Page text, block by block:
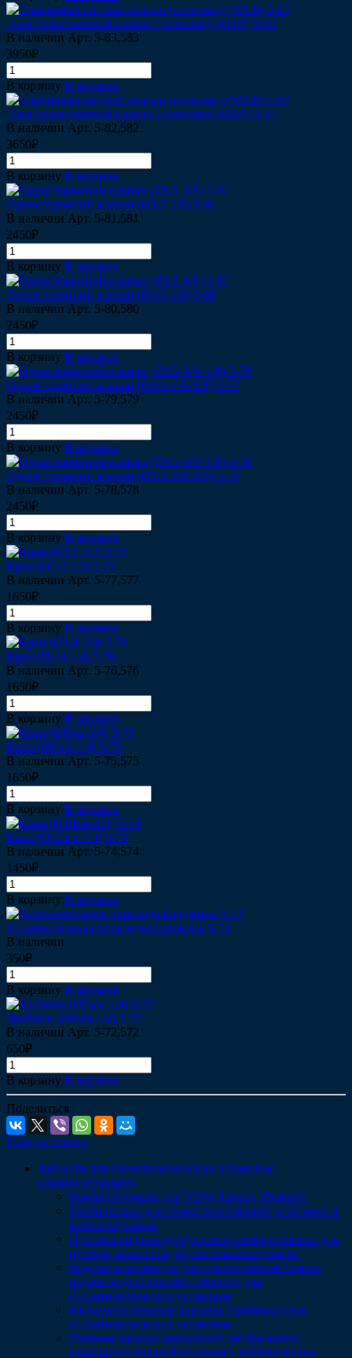
Электромагнитный клапан (соленоид) (Ø1/8) 5-83
В наличии Арт. 5-83,583
3950₽
В корзину В корзине
Электромагнитный клапан (соленоид) (Ø1/8) 5-82
В наличии Арт. 5-82,582
3650₽
В корзину В корзине
Односторонний клапан (Ø1/2-1/8) 5-81
В наличии Арт. 5-81,581
2450₽
В корзину В корзине
Односторонний клапан (Ø1/2-1/8) 5-80
В наличии Арт. 5-80,580
2450₽
В корзину В корзине
Односторонний клапан (Ø1/2-1/4-/1/8) 5-79
В наличии Арт. 5-79,579
2450₽
В корзину В корзине
Односторонний клапан (Ø1/2-3/8/-1/8) 5-78
В наличии Арт. 5-78,578
2450₽
В корзину В корзине
Кран (Ø1/2-1/2) 5-77
В наличии Арт. 5-77,577
1650₽
В корзину В корзине
Кран (Ø1/4-1/4) 5-76
В наличии Арт. 5-76,576
1650₽
В корзину В корзине
Кран (Ø8мм-1/4) 5-75
В наличии Арт. 5-75,575
1650₽
В корзину В корзине
Кран (Ø10мм-1/4) 5-74
В наличии Арт. 5-74,574
1450₽
В корзину В корзине
Уплотнительная прокладка/пружина 5-73
В наличии
350₽
В корзину В корзине
Тройник (Ø8мм-1/4) 5-72
В наличии Арт. 5-72,572
650₽
В корзину В корзине
Поделиться
Назад к списку
Запчасти для стоматологических установок
(комплектующие)
Комплектующие для VDW Raypex, Dentsply
Светильники для стоматологических установок и
комплектующие
Пустеры вода-воздух/угловые,прямые/носики для
пустера, шланги и другие комплектующие
Водные клапаны/регуляторы/основной клапан
подачи воды/соленойд, эжектор для
стоматологических установок
Распределительные клапаны (гребенки) для
стоматологических установок
Пневмоклапаны держателей инструмента/
воздушных педалей/воздушно-электрические